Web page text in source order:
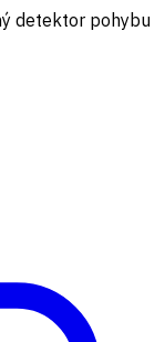
detektor pohybu